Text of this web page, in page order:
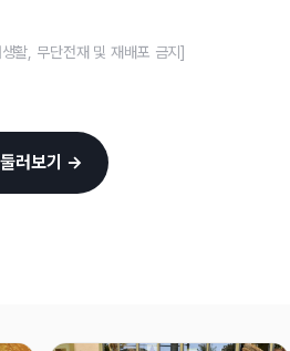
활, 무단전재 및 재배포 금지]
러보기 →